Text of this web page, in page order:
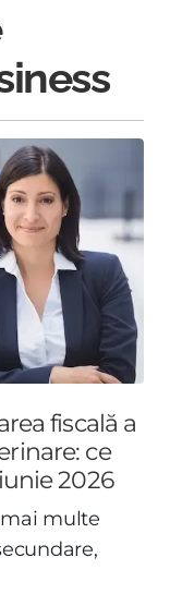
fiscală a
ce
2026
multe